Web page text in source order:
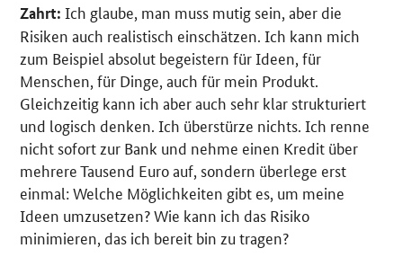
Zahrt: Ich glaube, man muss mutig sein, aber die
Risiken auch realistisch einschätzen. Ich kann mich
zum Beispiel absolut begeistern für Ideen, für
Menschen, für Dinge, auch für mein Produkt.
Gleichzeitig kann ich aber auch sehr klar strukturiert
und logisch denken. Ich überstürze nichts. Ich renne
nicht sofort zur Bank und nehme einen Kredit über
mehrere Tausend Euro auf, sondern überlege erst
einmal: Welche Möglichkeiten gibt es, um meine
Ideen umzusetzen? Wie kann ich das Risiko
minimieren, das ich bereit bin zu tragen?